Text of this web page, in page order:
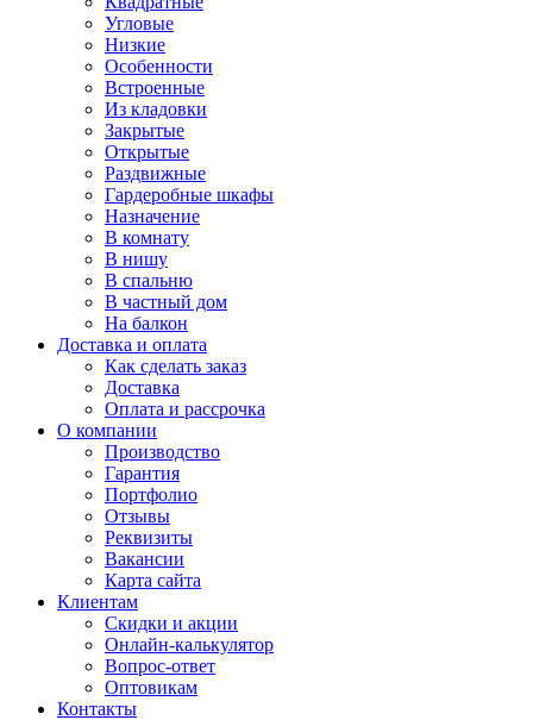
Угловые
Низкие
Особенности
Встроенные
Из кладовки
Закрытые
Открытые
Раздвижные
Гардеробные шкафы
Назначение
В комнату
В нишу
В спальню
В частный дом
На балкон
Доставка и оплата
Как сделать заказ
Доставка
Оплата и рассрочка
О компании
Производство
Гарантия
Портфолио
Отзывы
Реквизиты
Вакансии
Карта сайта
Клиентам
Скидки и акции
Онлайн-калькулятор
Вопрос-ответ
Оптовикам
Контакты